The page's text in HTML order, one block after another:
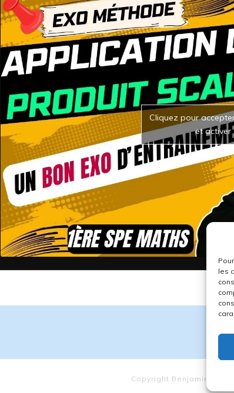
les
Cliquez pour
et activer
Copyright Benjamin CS